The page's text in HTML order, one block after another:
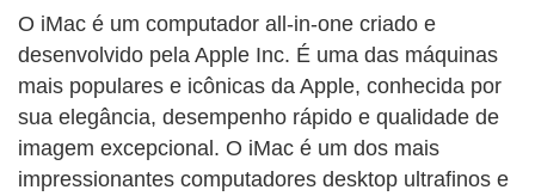
O iMac é um computador all-in-one criado e
desenvolvido pela Apple Inc. É uma das máquinas
mais populares e icônicas da Apple, conhecida por
sua elegância, desempenho rápido e qualidade de
imagem excepcional. O iMac é um dos mais
impressionantes computadores desktop ultrafinos e